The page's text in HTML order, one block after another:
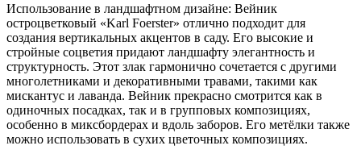
Использование в ландшафтном дизайне: Вейник
остроцветковый «Karl Foerster» отлично подходит для
создания вертикальных акцентов в саду. Его высокие и
стройные соцветия придают ландшафту элегантность и
структурность. Этот злак гармонично сочетается с другими
многолетниками и декоративными травами, такими как
мискантус и лаванда. Вейник прекрасно смотрится как в
одиночных посадках, так и в групповых композициях,
особенно в миксбордерах и вдоль заборов. Его метёлки также
можно использовать в сухих цветочных композициях.